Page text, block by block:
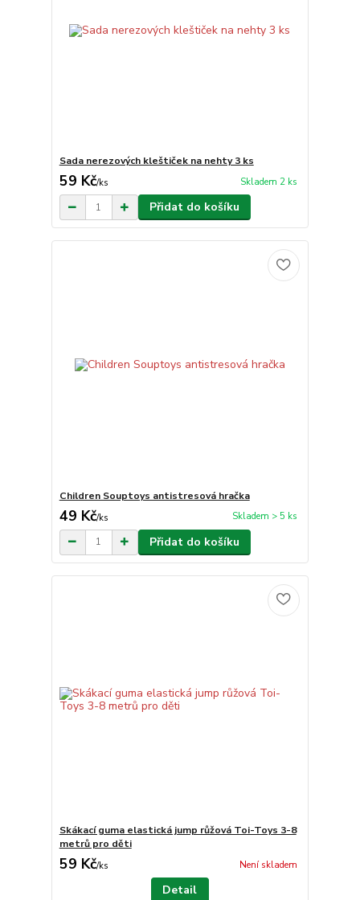
Sada nerezových kleštiček na nehty 3 ks
59 Kč/ks Skladem 2 ks
Přidat do košíku
Children Souptoys antistresová hračka
49 Kč/ks Skladem > 5 ks
Přidat do košíku
Skákací guma elastická jump růžová Toi-Toys 3-8
metrů pro děti
59 Kč/ks Není skladem
Detail